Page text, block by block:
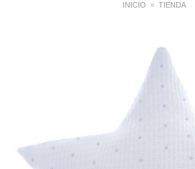
INICIO » TIENDA